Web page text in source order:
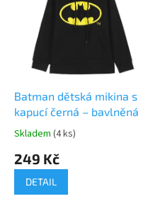
Batman dětská mikina s
kapucí černá – bavlněná
Průměrné
produktu
Skladem (4 ks)
249 Kč
DETAIL